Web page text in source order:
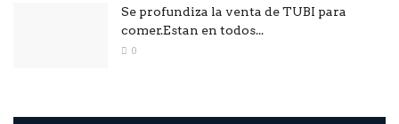
Se profundiza la venta de TUBI para
comer.Estan en todos...
0